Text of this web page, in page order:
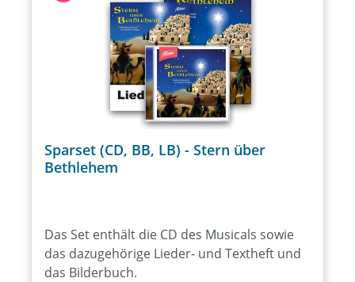
Sparset (CD, BB, LB) - Stern über
Bethlehem
Das Set enthält die CD des Musicals sowie
das dazugehörige Lieder- und Textheft und
das Bilderbuch.